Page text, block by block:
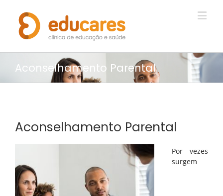
Aconselhamento Parental
Aconselhamento Parental
Por vezes
surgem